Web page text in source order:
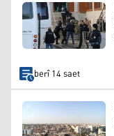
berî 14 saet